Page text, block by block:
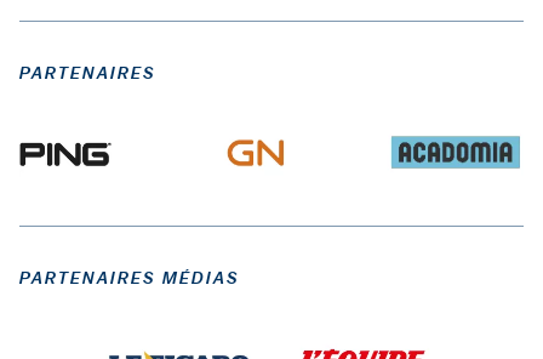
PARTENAIRES
PARTENAIRES MÉDIAS